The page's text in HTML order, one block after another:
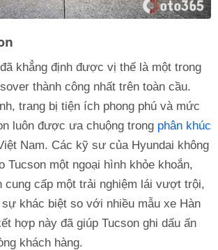
khẳng định được vị thế là một trong
thành công nhất trên toàn cầu.
trang bị tiện ích phong phú và mức
luôn được ưa chuộng trong phân khúc
Nam. Các kỹ sư của Hyundai không
Tucson một ngoại hình khỏe khoắn,
cung cấp một trải nghiệm lái vượt trội,
khác biệt so với nhiều mẫu xe Hàn
hợp này đã giúp Tucson ghi dấu ấn
khách hàng.